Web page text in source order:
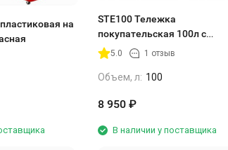
на
STE100 Тележка
покупательская 100л с
сиденьем
5.0 1 отзыв
Объем, л: 100
8 950 ₽
В наличии у поставщика